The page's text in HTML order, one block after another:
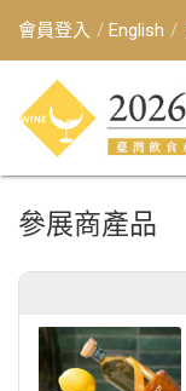
會員登入 English
參展商產品